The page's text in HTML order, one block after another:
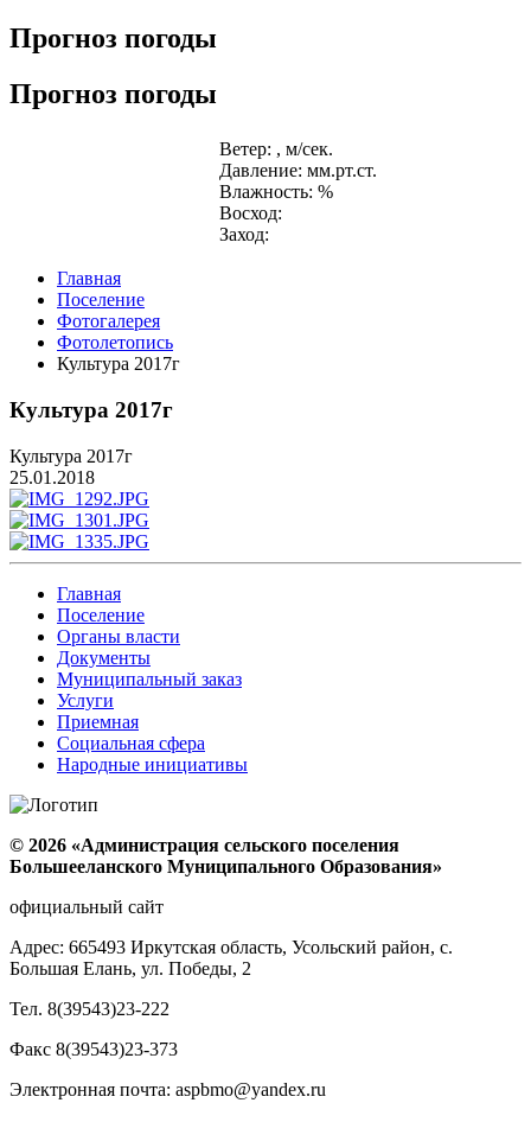
Прогноз погоды
Прогноз погоды
Ветер: , м/сек.
Давление: мм.рт.ст.
Влажность: %
Восход:
Заход:
Главная
Поселение
Фотогалерея
Фотолетопись
Культура 2017г
Культура 2017г
Культура 2017г
25.01.2018
Главная
Поселение
Органы власти
Документы
Муниципальный заказ
Услуги
Приемная
Социальная сфера
Народные инициативы
© 2026 «Администрация сельского поселения
Большееланского Муниципального Образования»
официальный сайт
Адрес: 665493 Иркутская область, Усольский район, с.
Большая Елань, ул. Победы, 2
Тел. 8(39543)23-222
Факс 8(39543)23-373
Электронная почта: aspbmo@yandex.ru